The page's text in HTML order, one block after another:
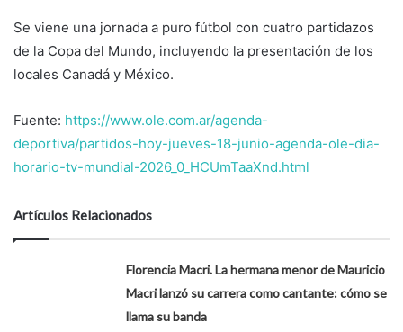
Se viene una jornada a puro fútbol con cuatro partidazos
de la Copa del Mundo, incluyendo la presentación de los
locales Canadá y México.
Fuente: https://www.ole.com.ar/agenda-
deportiva/partidos-hoy-jueves-18-junio-agenda-ole-dia-
horario-tv-mundial-2026_0_HCUmTaaXnd.html
Artículos Relacionados
Florencia Macri. La hermana menor de Mauricio
Macri lanzó su carrera como cantante: cómo se
llama su banda